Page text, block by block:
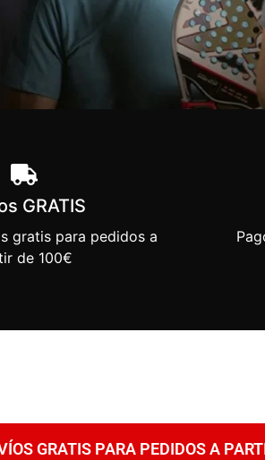
GRATIS
gratis para pedidos a
de 100€
GRATIS PARA PEDIDOS A